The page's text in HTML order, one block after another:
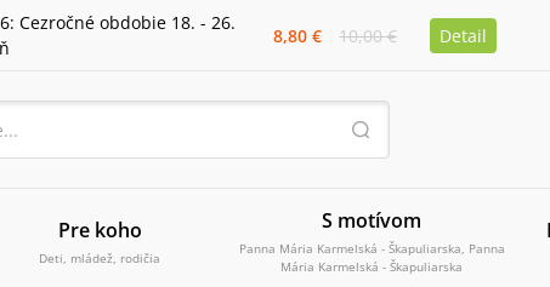
Cezročné obdobie 18. - 26.
8,80 € 10,00 € Detail
Pre koho
Deti, mládež, rodičia
S motívom
Panna Mária Karmelská - Škapuliarska, Panna
Mária Karmelská - Škapuliarska